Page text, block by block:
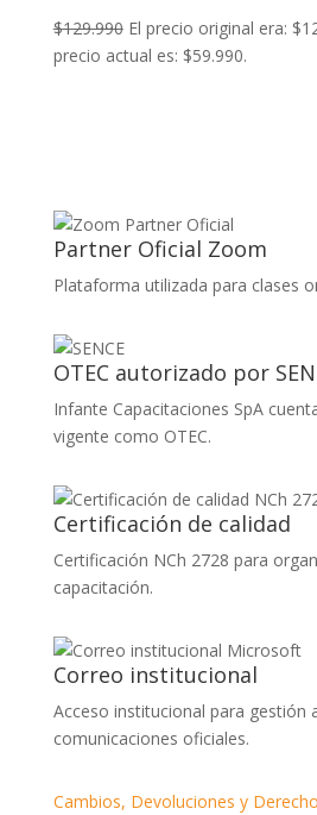
$129.990 El precio original era:
precio actual es: $59.990.
Partner Oficial Zoom
Plataforma utilizada para clases
OTEC autorizado por
Infante Capacitaciones SpA
vigente como OTEC.
Certificación de calidad
Certificación NCh 2728 para
capacitación.
Correo institucional
Acceso institucional para gestión
comunicaciones oficiales.
Cambios, Devoluciones y